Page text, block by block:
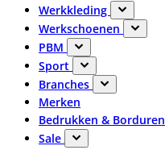
Werkkleding
Werkschoenen
PBM
Sport
Branches
Merken
Bedrukken & Borduren
Sale